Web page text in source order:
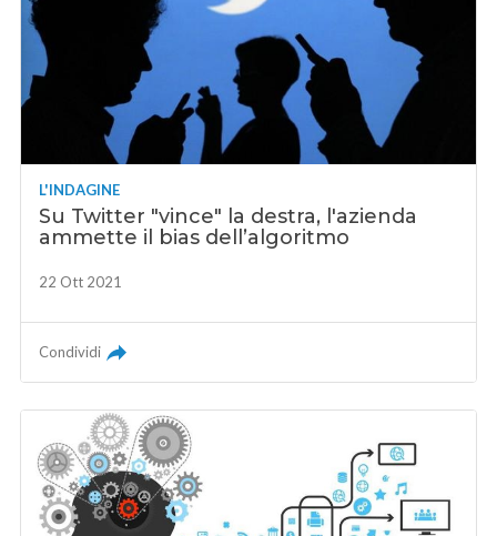
L'INDAGINE
Su Twitter "vince" la destra, l'azienda
ammette il bias dell’algoritmo
22 Ott 2021
Condividi